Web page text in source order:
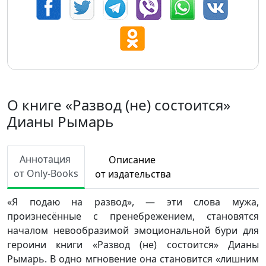
О книге «Развод (не) состоится»
Дианы Рымарь
Аннотация
от Only-Books
Описание
от издательства
«Я подаю на развод», — эти слова мужа,
произнесённые с пренебрежением, становятся
началом невообразимой эмоциональной бури для
героини книги «Развод (не) состоится» Дианы
Рымарь. В одно мгновение она становится «лишним